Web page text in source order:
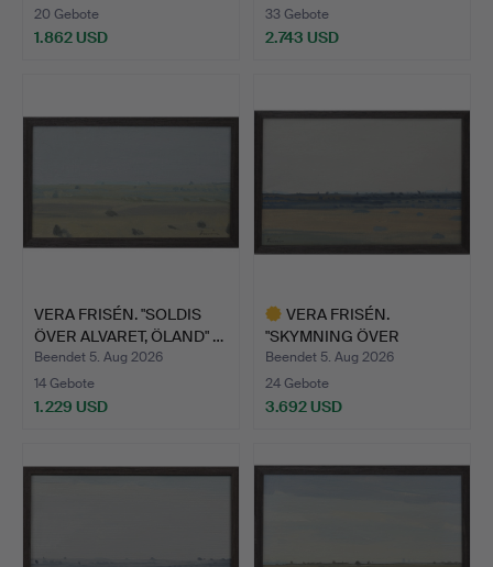
20 Gebote
1.862 USD
33 Gebote
2.743 USD
VERA FRISÉN. "SOLDIS
ÖVER ALVARET, ÖLAND" …
Beendet 5. Aug 2026
14 Gebote
1.229 USD
VERA FRISÉN.
"SKYMNING ÖVER
ALVARET, ÖLAND…
Beendet 5. Aug 2026
24 Gebote
3.692 USD
Objekt